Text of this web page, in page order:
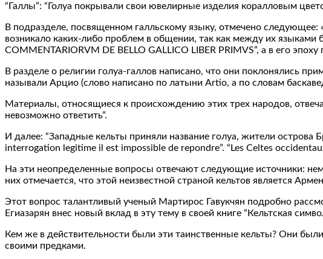
“Галлы”: “Голуа покрывали свои ювелирные изделия коралловым
В подразделе, посвященном галльскому языку, отмечено
возникало каких-либо проблем в общении, так как между их языками
COMMENTARIORVM DE BELLO GALLICO LIBER PRIMVS”, а в его
В разделе о религии голуа-галлов написано, что они поклонялись
называли Арцио (слово написано по латыни Artio, а по словам
Материалы, относящиеся к происхождению этих трех народов,
невозможно ответить”.
И далее: “Западные кельты приняли название голуа, жители острова
interrogation legitime il est impossible de repondre”. “Les Celtes
На эти неопределенные вопросы отвечают следующие источники:
них отмечается, что этой неизвестной страной кельтов является
Этот вопрос талантливый ученый Мартирос Гавукчян подробно
Егиазарян внес новый вклад в эту тему в своей книге “Кельтская
Кем же в действительности были эти таинственные кельты? Они
своими предками.